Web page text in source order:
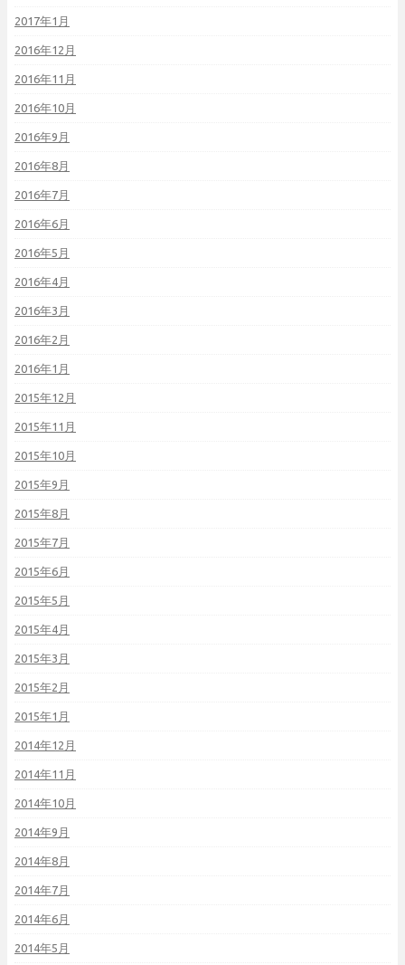
2017年1月
2016年12月
2016年11月
2016年10月
2016年9月
2016年8月
2016年7月
2016年6月
2016年5月
2016年4月
2016年3月
2016年2月
2016年1月
2015年12月
2015年11月
2015年10月
2015年9月
2015年8月
2015年7月
2015年6月
2015年5月
2015年4月
2015年3月
2015年2月
2015年1月
2014年12月
2014年11月
2014年10月
2014年9月
2014年8月
2014年7月
2014年6月
2014年5月